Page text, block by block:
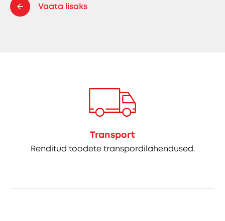
Vaata lisaks
Transport
Renditud toodete transpordilahendused.